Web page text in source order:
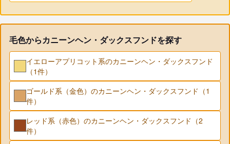
毛色からカニーンヘン・ダックスフンドを探す
イエローアプリコット系のカニーンヘン・ダックスフンド
（1件）
ゴールド系（金色）のカニーンヘン・ダックスフンド（1
件）
レッド系（赤色）のカニーンヘン・ダックスフンド（2
件）